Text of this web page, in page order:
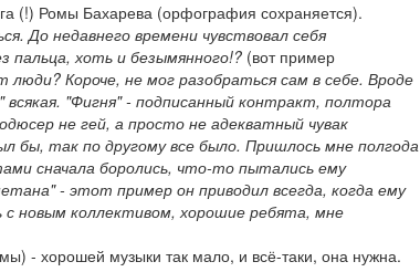
(!) Ромы Бахарева (орфография сохраняется).
До недавнего времени чувствовал себя
пальца, хоть и безымянного!? (вот пример
Короче, не мог разобраться сам в себе. Вроде
"Фигня" - подписанный контракт, полтора
не гей, а просто не адекватный чувак
так по другому все было. Пришлось мне полгода
сначала боролись, что-то пытались ему
- этот пример он приводил всегда, когда ему
с новым коллективом, хорошие ребята, мне
- хорошей музыки так мало, и всё-таки, она нужна.